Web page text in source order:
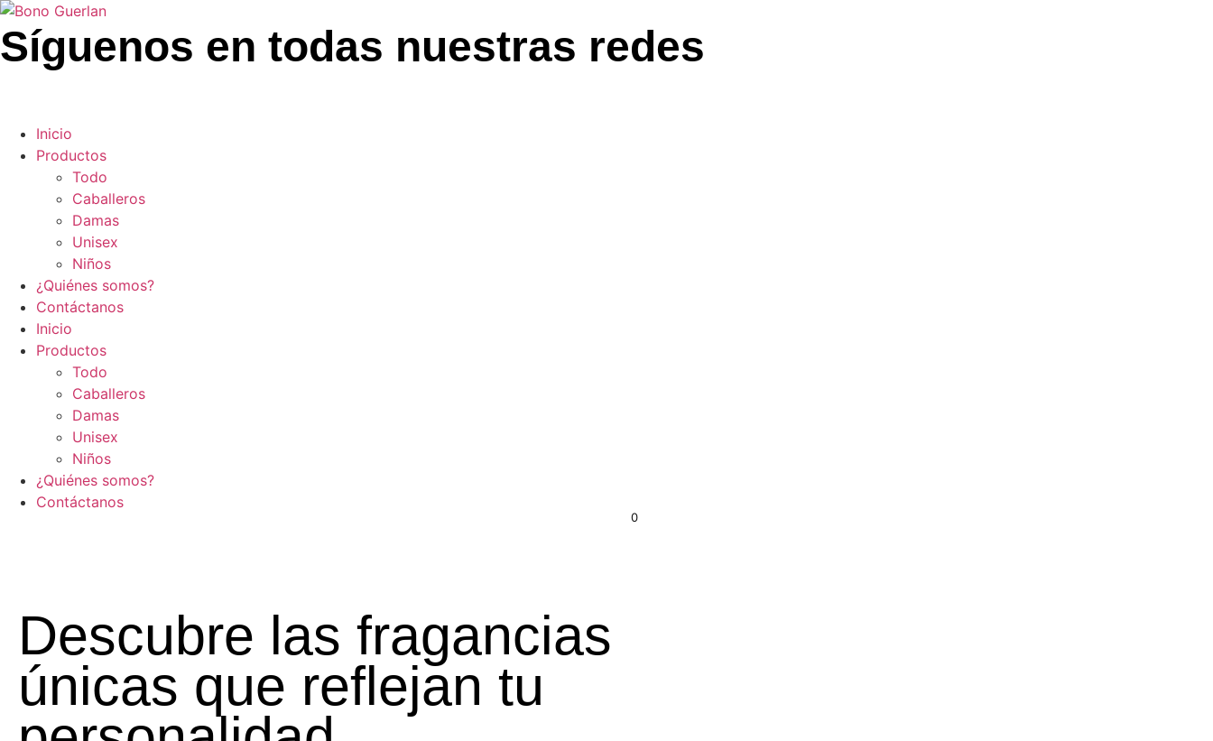
Síguenos en todas nuestras redes
Inicio
Productos
Todo
Caballeros
Damas
Unisex
Niños
¿Quiénes somos?
Contáctanos
Inicio
Productos
Todo
Caballeros
Damas
Unisex
Niños
¿Quiénes somos?
Contáctanos
0
Descubre las fragancias
únicas que reflejan tu